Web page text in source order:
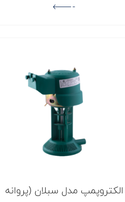
الکتروپمپ مدل سبلان (پروانه